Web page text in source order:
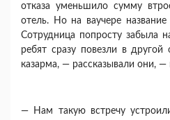
отказа уменьшило сумму
отель. Но на ваучере
Сотрудница попросту забыла
ребят сразу повезли в дру­гой
казарма, — рассказы­вали они,
— Нам такую встречу